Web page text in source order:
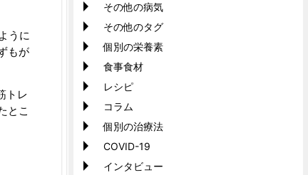
うに
もが
トレ
とこ
その他の病気
その他のタグ
個別の栄養素
食事食材
レシピ
コラム
個別の治療法
COVID-19
インタビュー